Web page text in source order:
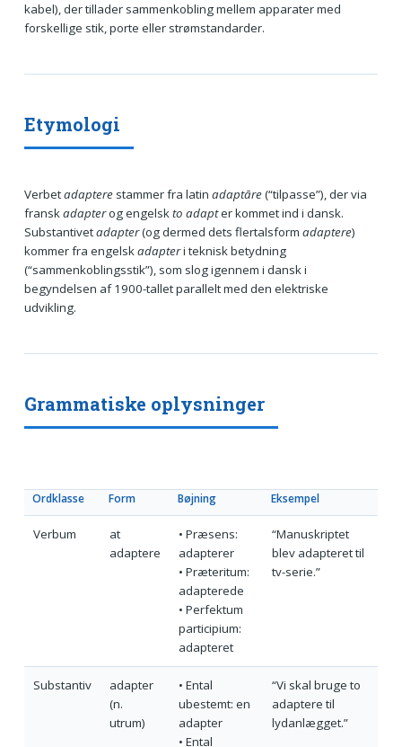
kabel), der tillader sammenkobling mellem apparater med
forskellige stik, porte eller strømstandarder.
Etymologi
Verbetadapterestammer fra latin adaptāre(“tilpasse”), der via
franskadapterog engelskto adapter kommet ind i dansk.
Substantivetadapter(og dermed dets flertalsform adaptere)
kommer fra engelskadapteri teknisk betydning
(“sammenkoblingsstik”), som slog igennem i dansk i
begyndelsen af 1900-tallet parallelt med den elektriske
udvikling.
Grammatiske oplysninger
Ordklasse Form Bøjning Eksempel
Verbum
at
adaptere
• Præsens:
adapterer
• Præteritum:
adapterede
• Perfektum
participium:
adapteret
“Manuskriptet
blev adapteret til
tv-serie.”
Substantiv
adapter
(n.
utrum)
• Ental
ubestemt: en
adapter
• Ental
“Vi skal bruge to
adaptere til
lydanlægget.”